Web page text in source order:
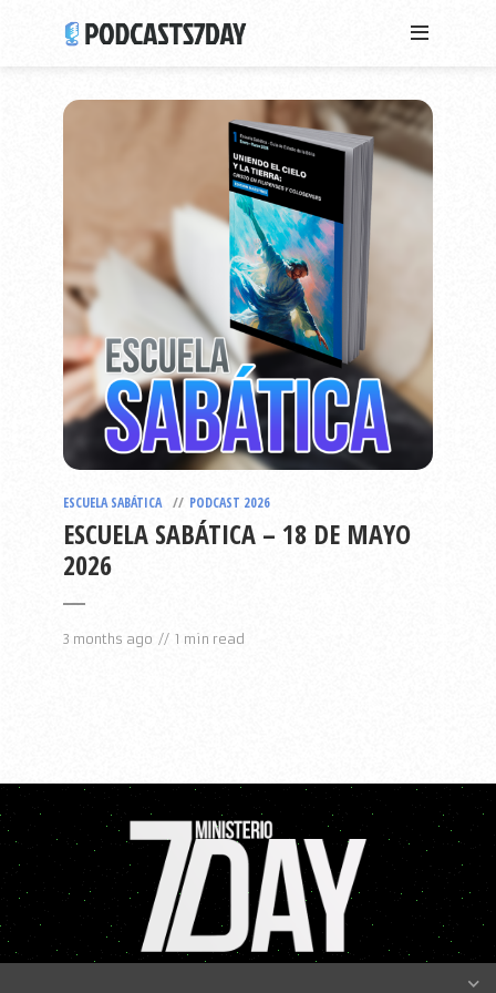
ESCUELA SABÁTICA PODCAST 2026
ESCUELA SABÁTICA – 18 DE MAYO
2026
3 months ago 1 min read